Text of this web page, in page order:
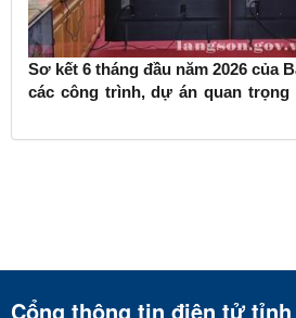
Sơ kết 6 tháng đầu năm 2026 của
các công trình, dự án quan trọng
Cổng thông tin điện tử